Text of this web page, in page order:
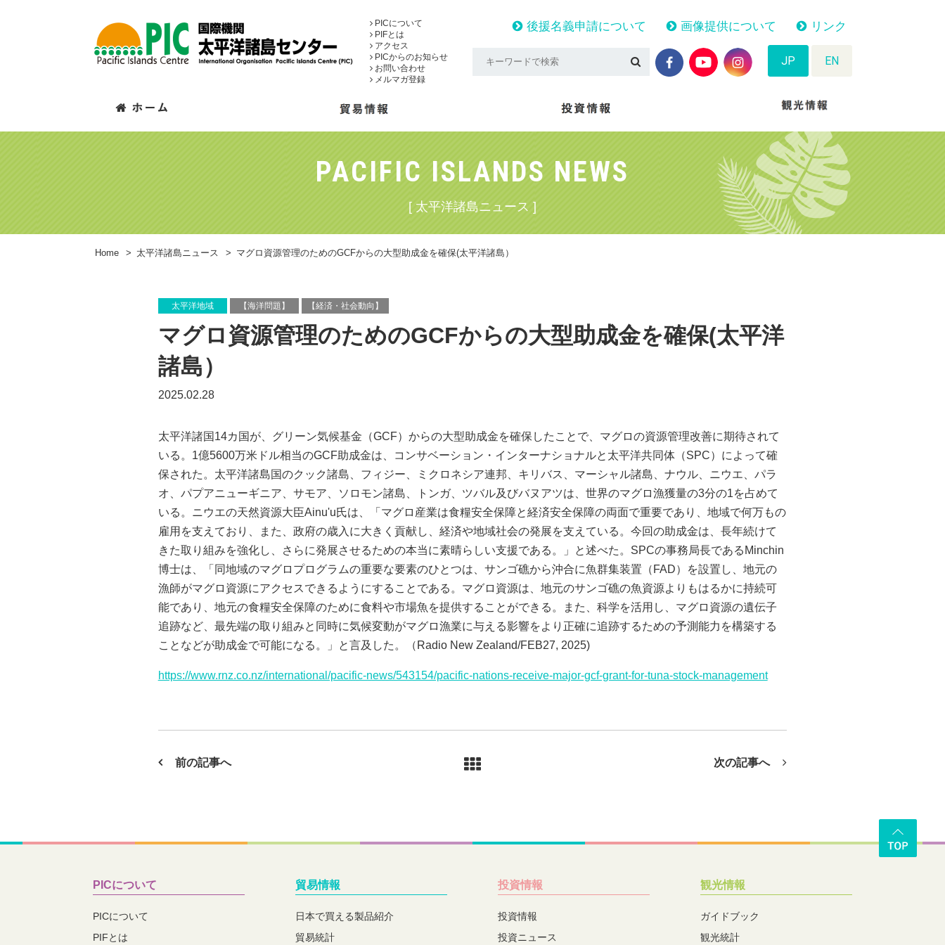
PICについて
PIFとは
アクセス
PICからのお知らせ
お問い合わせ
メルマガ登録
後援名義申請について 画像提供について リンク
JP EN
PACIFIC ISLANDS NEWS
[ 太平洋諸島ニュース ]
Home > 太平洋諸島ニュース > マグロ資源管理のためのGCFからの大型助成金を確保(太平洋諸島）
太平洋地域 【海洋問題】 【経済・社会動向】
マグロ資源管理のためのGCFからの大型助成金を確保(太平洋
諸島）
2025.02.28
太平洋諸国14カ国が、グリーン気候基金（GCF）からの大型助成金を確保したことで、マグロの資源管理改善に期待されて
いる。1億5600万米ドル相当のGCF助成金は、コンサベーション・インターナショナルと太平洋共同体（SPC）によって確
保された。太平洋諸島国のクック諸島、フィジー、ミクロネシア連邦、キリバス、マーシャル諸島、ナウル、ニウエ、パラ
オ、パプアニューギニア、サモア、ソロモン諸島、トンガ、ツバル及びバヌアツは、世界のマグロ漁獲量の3分の1を占めて
いる。ニウエの天然資源大臣Ainu'u氏は、「マグロ産業は食糧安全保障と経済安全保障の両面で重要であり、地域で何万もの
雇用を支えており、また、政府の歳入に大きく貢献し、経済や地域社会の発展を支えている。今回の助成金は、長年続けて
きた取り組みを強化し、さらに発展させるための本当に素晴らしい支援である。」と述べた。SPCの事務局長であるMinchin
博士は、「同地域のマグロプログラムの重要な要素のひとつは、サンゴ礁から沖合に魚群集装置（FAD）を設置し、地元の
漁師がマグロ資源にアクセスできるようにすることである。マグロ資源は、地元のサンゴ礁の魚資源よりもはるかに持続可
能であり、地元の食糧安全保障のために食料や市場魚を提供することができる。また、科学を活用し、マグロ資源の遺伝子
追跡など、最先端の取り組みと同時に気候変動がマグロ漁業に与える影響をより正確に追跡するための予測能力を構築する
ことなどが助成金で可能になる。」と言及した。（Radio New Zealand/FEB27, 2025)
https://www.rnz.co.nz/international/pacific-news/543154/pacific-nations-receive-major-gcf-grant-for-tuna-stock-management
前の記事へ 次の記事へ
PICについて
PICについて
PIFとは
貿易情報
日本で買える製品紹介
貿易統計
投資情報
投資情報
投資ニュース
観光情報
ガイドブック
観光統計